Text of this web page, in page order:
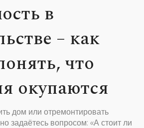
в
– как
что
окупаются
дом или отремонтировать
задаётесь вопросом: «А стоит ли